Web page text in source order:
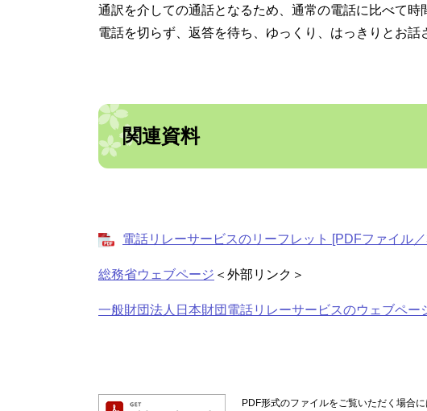
通訳を介しての通話となるため、通常の電話に比べて
電話を切らず、返答を待ち、ゆっくり、はっきりとお話
関連資料
電話リレーサービスのリーフレット [PDFファイル
総務省ウェブページ ＜外部リンク＞
一般財団法人日本財団電話リレーサービスのウェブペー
PDF形式のファイルをご覧いただく場合